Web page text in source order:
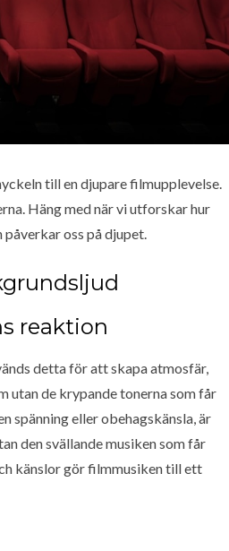
till en djupare filmupplevelse.
Häng med när vi utforskar hur
oss på djupet.
reaktion
detta för att skapa atmosfär,
utan de krypande tonerna som får
spänning eller obehagskänsla, är
den svällande musiken som får
känslor gör filmmusiken till ett